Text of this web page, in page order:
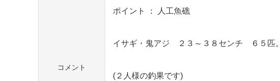
コメント
ポイント ： 人工魚礁
イサギ・鬼アジ ２３～３８センチ ６５匹。
(２人様の釣果です)